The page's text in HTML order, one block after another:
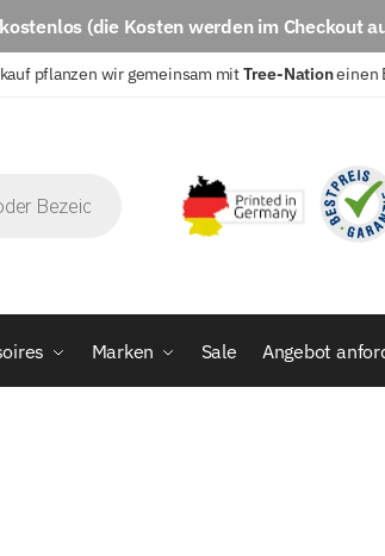
kostenlos (die Kosten werden im Checkout
pflanzen wir gemeinsam mitTree-Nationeinen
Marken Sale Angebot